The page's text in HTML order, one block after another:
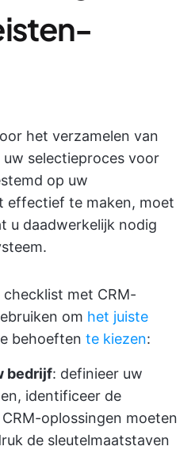
het verzamelen van
selectieproces voor
op uw
effectief te maken, moet
u daadwerkelijk nodig
met CRM-
om het juiste
behoeften te kiezen:
bedrijf: definieer uw
identificeer de
oplossingen moeten
de sleutelmaatstaven